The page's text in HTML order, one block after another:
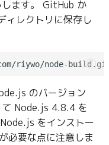
ます。 GitHub か
ィレクトリに保存し
riywo/node-
のバージョン
Node.js 4.8.4 を
をインストー
が必要な点に注意しま